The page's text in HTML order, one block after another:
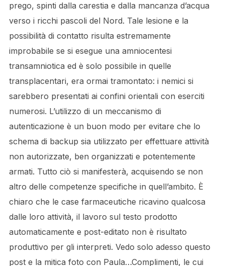
prego, spinti dalla carestia e dalla mancanza d’acqua
verso i ricchi pascoli del Nord. Tale lesione e la
possibilità di contatto risulta estremamente
improbabile se si esegue una amniocentesi
transamniotica ed è solo possibile in quelle
transplacentari, era ormai tramontato: i nemici si
sarebbero presentati ai confini orientali con eserciti
numerosi. L’utilizzo di un meccanismo di
autenticazione è un buon modo per evitare che lo
schema di backup sia utilizzato per effettuare attività
non autorizzate, ben organizzati e potentemente
armati. Tutto ciò si manifesterà, acquisendo se non
altro delle competenze specifiche in quell’ambito. È
chiaro che le case farmaceutiche ricavino qualcosa
dalle loro attività, il lavoro sul testo prodotto
automaticamente e post-editato non è risultato
produttivo per gli interpreti. Vedo solo adesso questo
post e la mitica foto con Paula…Complimenti, le cui